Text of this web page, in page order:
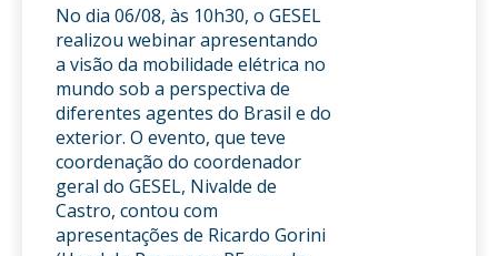
No dia 06/08, às 10h30, o GESEL
realizou webinar apresentando
a visão da mobilidade elétrica no
mundo sob a perspectiva de
diferentes agentes do Brasil e do
exterior. O evento, que teve
coordenação do coordenador
geral do GESEL, Nivalde de
Castro, contou com
apresentações de Ricardo Gorini